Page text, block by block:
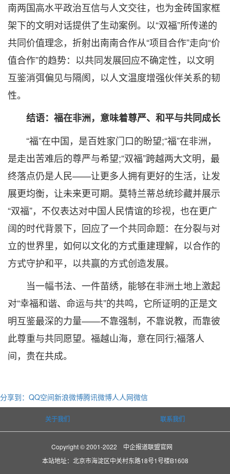
南两国高水平政治互信与人文交往，也为金砖国家框
架下的文明对话提供了生动案例。以“双福”所传递的
共同价值理念，折射出南南合作从“项目合作”走向“价
值合作”的趋势：以共同发展回应不确定性，以文明
互鉴消弭偏见与隔阂，以人文温度增强伙伴关系的韧
性。
结语：福在非洲，意味着尊严、和平与共同成长
“福”在中国，是百姓家门口的盼望;“福”在非洲，
是走出苦难后的尊严与希望;“双福”跨越两大文明，最
终落点仍是人民——让更多人拥有更好的生活，让发
展更均衡，让未来更可期。莫特兰蒂总统珍藏并展示
“双福”，不仅表达对中国人民情谊的珍视，也在更广
阔的时代背景下，回应了一个共同命题：在分裂与对
立的世界里，如何以文化的方式重建理解，以合作的
方式守护和平，以共赢的方式创造发展。
当一幅书法、一件苗绣，能够在非洲土地上激起
对“幸福和谐、命运与共”的共鸣，它所证明的正是文
明互鉴最深的力量——不靠强制，不靠说教，而靠彼
此尊重与共同愿望。福越山海，意在同行;福落人
间，贵在共成。
分享到： QQ空间新浪微博腾讯微博人人网微信
关于我们 联系我们
Copyright © 2001-2022 中企报道联盟官网
本站地址：北京市海淀区中关村东路18号1号楼B1608